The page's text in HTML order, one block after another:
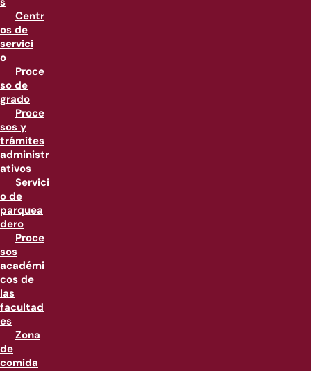
Centr
os de
servici
o
Proce
so de
grado
Proce
sos y
trámites
administr
ativos
Servici
o de
parquea
dero
Proce
sos
académi
cos de
las
facultad
es
Zona
de
comida